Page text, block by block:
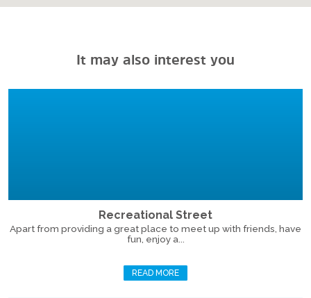
It may also interest you
Recreational Street
Apart from providing a great place to meet up with friends, have
fun, enjoy a...
READ MORE